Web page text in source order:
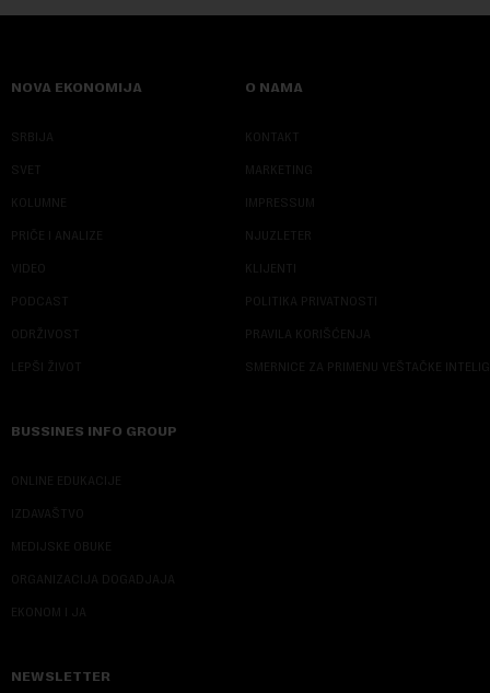
NOVA EKONOMIJA
SRBIJA
SVET
KOLUMNE
PRIČE I ANALIZE
VIDEO
PODCAST
ODRŽIVOST
LEPŠI ŽIVOT
O NAMA
KONTAKT
MARKETING
IMPRESSUM
NJUZLETER
KLIJENTI
POLITIKA PRIVATNOSTI
PRAVILA KORIŠĆENJA
SMERNICE ZA PRIMENU VEŠTAČKE
BUSSINES INFO GROUP
ONLINE EDUKACIJE
IZDAVAŠTVO
MEDIJSKE OBUKE
ORGANIZACIJA DOGADJAJA
EKONOM I JA
NEWSLETTER